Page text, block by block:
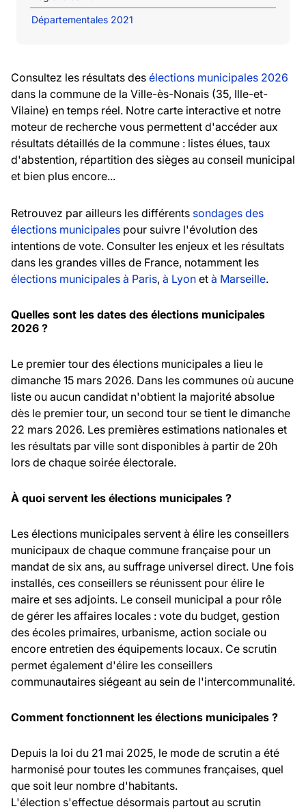
Départementales 2021
Consultez les résultats des élections municipales 2026
dans la commune de la Ville-ès-Nonais (35, Ille-et-
Vilaine) en temps réel. Notre carte interactive et notre
moteur de recherche vous permettent d'accéder aux
résultats détaillés de la commune : listes élues, taux
d'abstention, répartition des sièges au conseil municipal
et bien plus encore...
Retrouvez par ailleurs les différents sondages des
élections municipales pour suivre l'évolution des
intentions de vote. Consulter les enjeux et les résultats
dans les grandes villes de France, notamment les
élections municipales à Paris, à Lyon et à Marseille.
Quelles sont les dates des élections municipales
2026 ?
Le premier tour des élections municipales a lieu le
dimanche 15 mars 2026. Dans les communes où aucune
liste ou aucun candidat n'obtient la majorité absolue
dès le premier tour, un second tour se tient le dimanche
22 mars 2026. Les premières estimations nationales et
les résultats par ville sont disponibles à partir de 20h
lors de chaque soirée électorale.
À quoi servent les élections municipales ?
Les élections municipales servent à élire les conseillers
municipaux de chaque commune française pour un
mandat de six ans, au suffrage universel direct. Une fois
installés, ces conseillers se réunissent pour élire le
maire et ses adjoints. Le conseil municipal a pour rôle
de gérer les affaires locales : vote du budget, gestion
des écoles primaires, urbanisme, action sociale ou
encore entretien des équipements locaux. Ce scrutin
permet également d'élire les conseillers
communautaires siégeant au sein de l'intercommunalité.
Comment fonctionnent les élections municipales ?
Depuis la loi du 21 mai 2025, le mode de scrutin a été
harmonisé pour toutes les communes françaises, quel
que soit leur nombre d'habitants.
L'élection s'effectue désormais partout au scrutin